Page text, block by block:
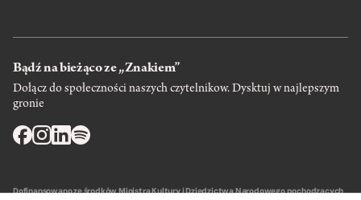
Bądź na bieżąco ze „Znakiem”
Dołącz do społeczności naszych czytelnikow. Dysktuj w najlepszym
gronie
Dofinansowano ze środków Ministra Kultury i Dziedzictwa Narodowego pochodzących